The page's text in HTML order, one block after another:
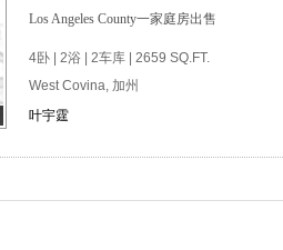
Los Angeles County一家庭房出售
4卧 | 2浴 | 2车库 | 2659 SQ.FT.
West Covina, 加州
叶宇霆